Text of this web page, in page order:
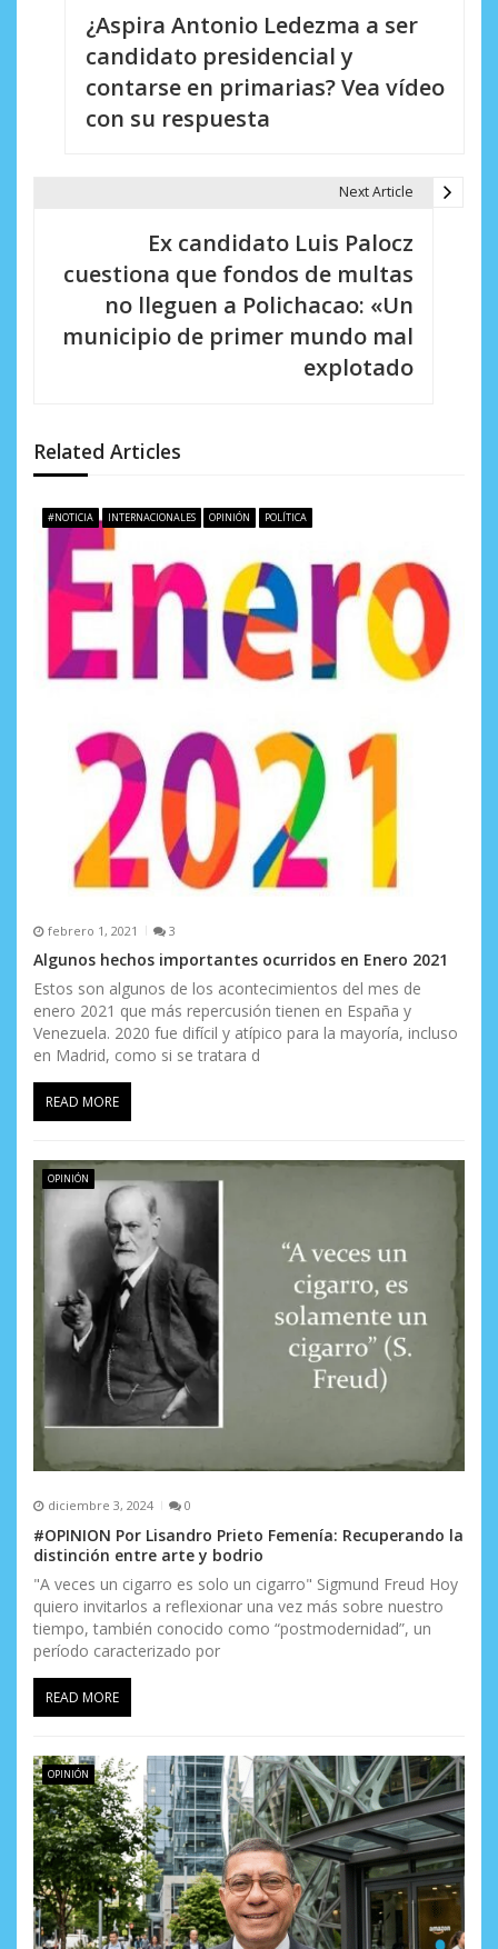
e
n
d
¿Aspira Antonio Ledezma a ser
candidato presidencial y
contarse en primarias? Vea vídeo
con su respuesta
Next Article
Ex candidato Luis Palocz
cuestiona que fondos de multas
no lleguen a Polichacao: «Un
municipio de primer mundo mal
explotado
Related Articles
#NOTICIA INTERNACIONALES OPINIÓN POLÍTICA
febrero 1, 2021 3
Algunos hechos importantes ocurridos en Enero 2021
Estos son algunos de los acontecimientos del mes de
enero 2021 que más repercusión tienen en España y
Venezuela. 2020 fue difícil y atípico para la mayoría, incluso
en Madrid, como si se tratara d
READ MORE
OPINIÓN
diciembre 3, 2024 0
#OPINION Por Lisandro Prieto Femenía: Recuperando la
distinción entre arte y bodrio
"A veces un cigarro es solo un cigarro" Sigmund Freud Hoy
quiero invitarlos a reflexionar una vez más sobre nuestro
tiempo, también conocido como “postmodernidad”, un
período caracterizado por
READ MORE
OPINIÓN